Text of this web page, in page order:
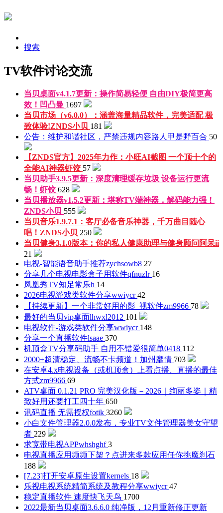
搜索
TV软件讨论交流
当贝桌面v4.1.7更新：操作简易轻便 自由DIY极简更高
效！ 凹凸曼 1697
当贝市场（v6.0.0）：涵盖海量精品软件，完美适配 极
致体验!ZNDS小贝 181
公告：维护和谐社区，严禁违规内容路人甲是野百合 50
【ZNDS官方】2025年力作：小旺AI截图 一个顶十个的
全能AI神器虾饺 57
当贝助手3.9.5更新：深度清理缓存垃圾 设备运行更流
畅！ 虾饺 628
当贝播放器v1.5.2更新：堪称TV端神器，解码能力强！
ZNDS小贝 555
当贝音乐1.9.7.1：客厅必备音乐神器，千万曲目随心
唱！ ZNDS小贝 250
当贝健身3.1.0版本：你的私人健康助理与健身顾问 阿呆ii
21
电视-智能语音助手推荐zychsowb8 27
分享几个电视电影盒子用软件qfnuzlr 16
凤凰秀TV知足常乐h 14
2026电视游戏类软件分享wwiycr 42
【持续更新】一个非常好用的影_视软件zm9966 78
最好的当贝vip桌面lhwxl2012 101
电视软件-游戏类软件分享wwiycr 148
分享一个直播软件lsaae 370
机顶盒TV分享码助手 自用不错爱很简单0418 112
2000+超清稳定、流畅不卡频道！ 加州靡情 703
在安卓4.x电视设备（或机顶盒）上看点播、直播的最佳
方式zm9966 69
ATV桌面 0.1.21 PRO 完美汉化版－2026｜绚丽多姿｜精
致好用还要打工四十年 650
讯码直播 无需授权fotik 3260
小白文件管理器2.0.0发布，专业TV文件管理器美女守望
者 229
求宽带电视APPwhshghf 3
电视直播应用频频下架？点进来多款应用任你挑魔刹石
188
[7.23]打开安卓原生设置kernels 18
乐视电视系统精简系统及教程分享wwiycr 47
稳定直播软件 速度快飞天鸟 1700
2022最新当贝桌面3.6.6.0 纯净版，12月重新修正更新